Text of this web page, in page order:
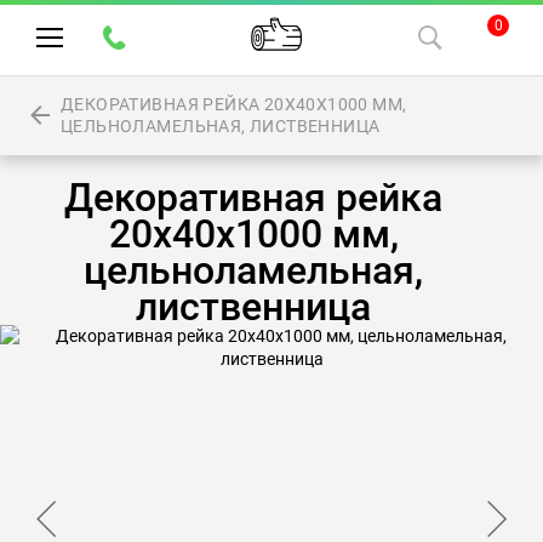
0
ДЕКОРАТИВНАЯ РЕЙКА 20Х40Х1000 ММ,
ЦЕЛЬНОЛАМЕЛЬНАЯ, ЛИСТВЕННИЦА
Декоративная рейка
20х40х1000 мм,
цельноламельная,
лиственница